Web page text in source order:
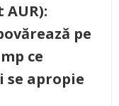
pe
ce
se apropie